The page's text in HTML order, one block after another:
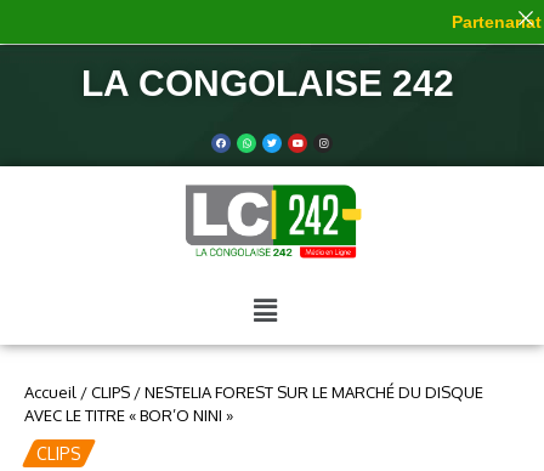
LA CONGOLAISE 242
Accueil /CLIPS /NESTELIA FOREST SUR LE MARCHÉ DU DISQUE
AVEC LE TITRE « BOR’O NINI »
CLIPS
Partenariat